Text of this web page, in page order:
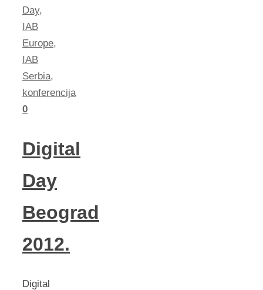
Day,
IAB
Europe,
IAB
Serbia,
konferencija
0
Digital
Day
Beograd
2012.
Digital